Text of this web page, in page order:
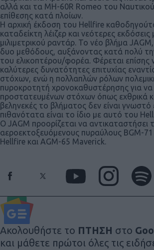
αλλά και τα MH-60R Romeo του
επίθεσης κατά πλοίων.
Η αρχική έκδοση του Hellfire
καταδείκτη λέιζερ και νεότερες
μιλιμετρικού ραντάρ. Το νέο βλήμα JAGM,
δυο μεθόδους, αυξάνοντας κατά πολύ
του ελικοπτέρου/φορέα. Φέρεται επίσης
καλύτερες δυνατότητες επιτυχίας
στόχων, ενώ η πολλαπλών ρόλων
πυροκροτητή χρονοκαθυστέρησης για να
προστατευμένων στόχων όπως εχθρικά
βεληνεκές το βλήματος δεν είναι
πιθανότατα είναι το ίδιο με αυτό του
O JAGM προορίζεται να αντικαταστήσει
αεροεκτοξευόμενους πυραύλους BGM-
Hellfire και AGM-65 Maverick.
Ακολουθήστε το ΠΤΗΣΗ στο
και μάθετε πρώτοι όλες τις